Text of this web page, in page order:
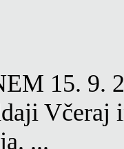
15. 9.
Včeraj
...